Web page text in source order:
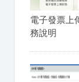
電子發票上
務說明